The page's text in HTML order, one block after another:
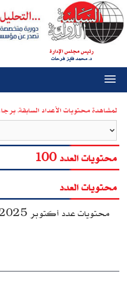
رئيس مجلس الإدارة
د. محمد فايز فرحات
لمشاهدة محتويات الأعداد السابقة,
محتويات العدد 100
محتويات العدد
محتويات عدد أكتوبر 2025